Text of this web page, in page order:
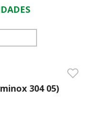
304 05)